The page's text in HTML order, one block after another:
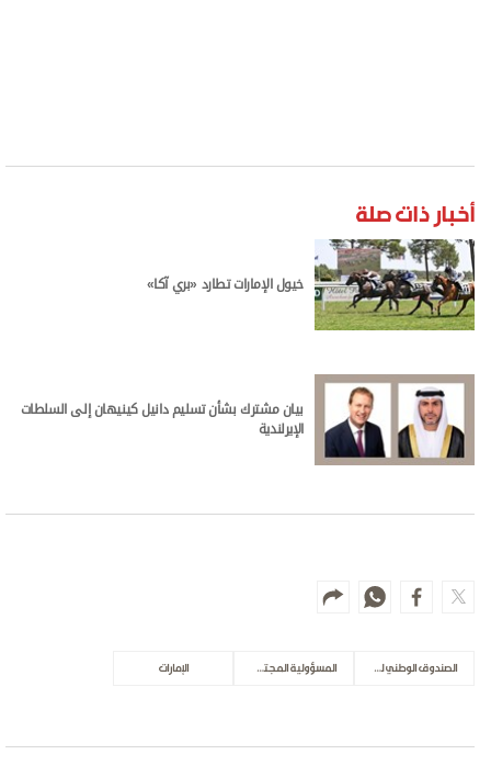
أخبار ذات صلة
خيول الإمارات تطارد «بري آكا»
بيان مشترك بشأن تسليم دانيل كينيهان إلى السلطات
الإيرلندية
الصندوق الوطني للمسؤولية المجتمعية المسؤولية المجتمعية الإمارات